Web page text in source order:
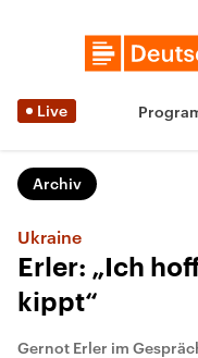
Live
Archiv
Ukraine
Erler: „Ich
kippt“
Gernot Erler im